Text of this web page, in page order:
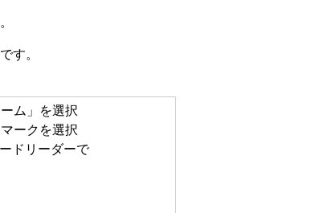
す。
ム」を選択
ークを選択
ドリーダーで